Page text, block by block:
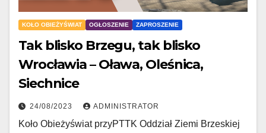
KOŁO OBIEŻYŚWIAT OGŁOSZENIE ZAPROSZENIE
Tak blisko Brzegu, tak blisko
Wrocławia – Oława, Oleśnica,
Siechnice
24/08/2023 ADMINISTRATOR
Koło Obieżyświat przyPTTK Oddział Ziemi Brzeskiej